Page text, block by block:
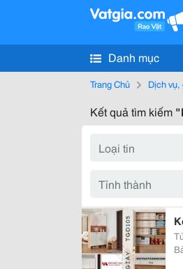
Danh mục
Trang Chủ Dịch vụ,
Kết quả tìm kiếm
Tủ Giày
Bảo